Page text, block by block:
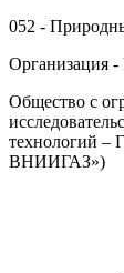
052 -
Организация -
Общество с
технологий
ВНИИГАЗ»)